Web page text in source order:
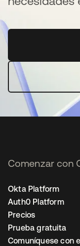
Comenzar con
Okta Platform
Auth0 Platform
Precios
Prueba gratuita
Comuníquese con